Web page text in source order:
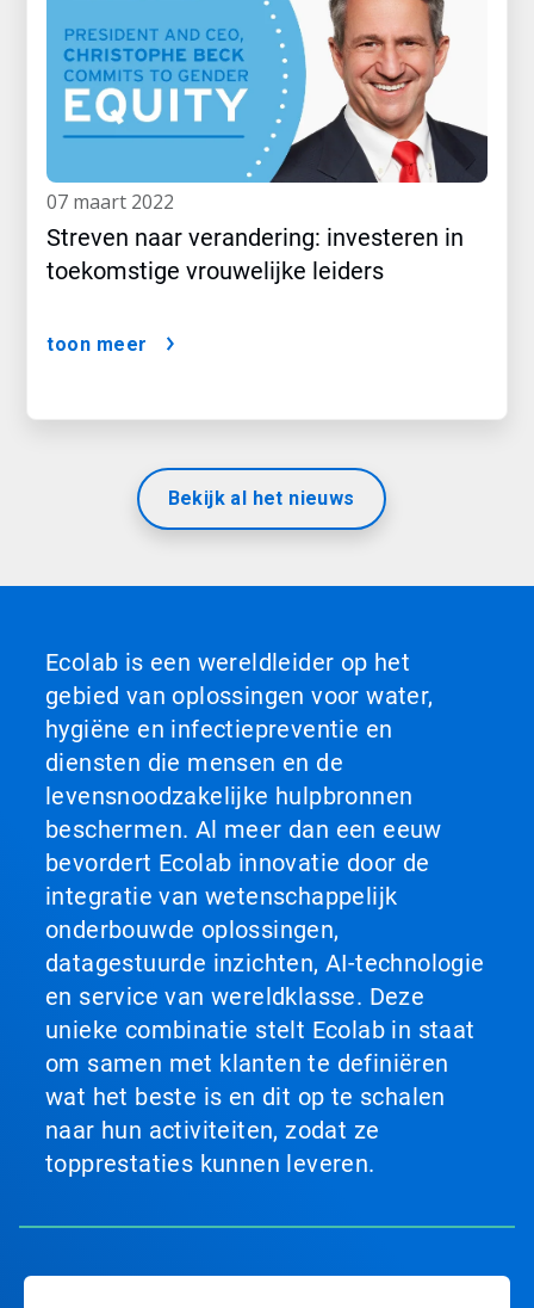
07 maart 2022
Streven naar verandering: investeren in
toekomstige vrouwelijke leiders
toon meer
Bekijk al het nieuws
Ecolab is een wereldleider op het
gebied van oplossingen voor water,
hygiëne en infectiepreventie en
diensten die mensen en de
levensnoodzakelijke hulpbronnen
beschermen. Al meer dan een eeuw
bevordert Ecolab innovatie door de
integratie van wetenschappelijk
onderbouwde oplossingen,
datagestuurde inzichten, AI-technologie
en service van wereldklasse. Deze
unieke combinatie stelt Ecolab in staat
om samen met klanten te definiëren
wat het beste is en dit op te schalen
naar hun activiteiten, zodat ze
topprestaties kunnen leveren.